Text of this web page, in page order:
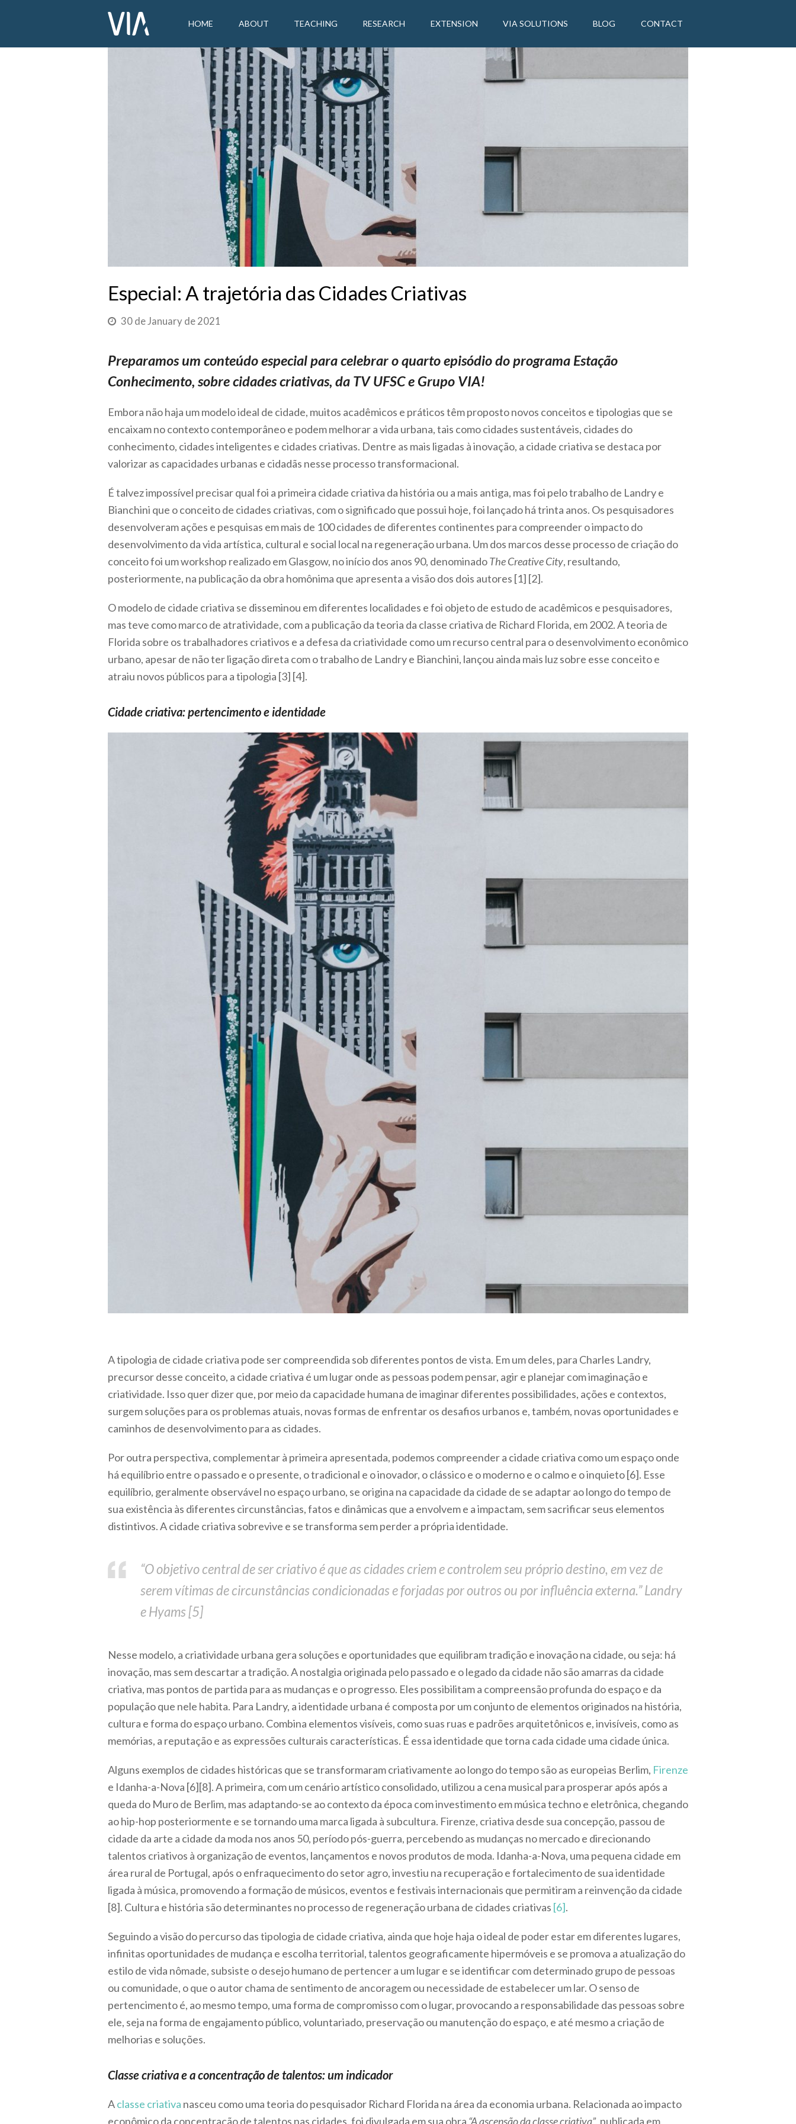
HOME ABOUT TEACHING RESEARCH EXTENSION VIA SOLUTIONS BLOG CONTACT
Especial: A trajetória das Cidades Criativas
30 de January de 2021
Preparamos um conteúdo especial para celebrar o quarto episódio do programa Estação
Conhecimento, sobre cidades criativas, da TV UFSC e Grupo VIA!
Embora não haja um modelo ideal de cidade, muitos acadêmicos e práticos têm proposto novos conceitos e tipologias que se
encaixam no contexto contemporâneo e podem melhorar a vida urbana, tais como cidades sustentáveis, cidades do
conhecimento, cidades inteligentes e cidades criativas. Dentre as mais ligadas à inovação, a cidade criativa se destaca por
valorizar as capacidades urbanas e cidadãs nesse processo transformacional.
É talvez impossível precisar qual foi a primeira cidade criativa da história ou a mais antiga, mas foi pelo trabalho de Landry e
Bianchini que o conceito de cidades criativas, com o significado que possui hoje, foi lançado há trinta anos. Os pesquisadores
desenvolveram ações e pesquisas em mais de 100 cidades de diferentes continentes para compreender o impacto do
desenvolvimento da vida artística, cultural e social local na regeneração urbana. Um dos marcos desse processo de criação do
conceito foi um workshop realizado em Glasgow, no início dos anos 90, denominadoThe Creative City, resultando,
posteriormente, na publicação da obra homônima que apresenta a visão dos dois autores [1] [2].
O modelo de cidade criativa se disseminou em diferentes localidades e foi objeto de estudo de acadêmicos e pesquisadores,
mas teve como marco de atratividade, com a publicação da teoria da classe criativa de Richard Florida, em 2002. A teoria de
Florida sobre os trabalhadores criativos e a defesa da criatividade como um recurso central para o desenvolvimento econômico
urbano, apesar de não ter ligação direta com o trabalho de Landry e Bianchini, lançou ainda mais luz sobre esse conceito e
atraiu novos públicos para a tipologia [3] [4].
Cidade criativa: pertencimento e identidade
A tipologia de cidade criativa pode ser compreendida sob diferentes pontos de vista. Em um deles, para Charles Landry,
precursor desse conceito, a cidade criativa é um lugar onde as pessoas podem pensar, agir e planejar com imaginação e
criatividade. Isso quer dizer que, por meio da capacidade humana de imaginar diferentes possibilidades, ações e contextos,
surgem soluções para os problemas atuais, novas formas de enfrentar os desafios urbanos e, também, novas oportunidades e
caminhos de desenvolvimento para as cidades.
Por outra perspectiva, complementar à primeira apresentada, podemos compreender a cidade criativa como um espaço onde
há equilíbrio entre o passado e o presente, o tradicional e o inovador, o clássico e o moderno e o calmo e o inquieto [6]. Esse
equilíbrio, geralmente observável no espaço urbano, se origina na capacidade da cidade de se adaptar ao longo do tempo de
sua existência às diferentes circunstâncias, fatos e dinâmicas que a envolvem e a impactam, sem sacrificar seus elementos
distintivos. A cidade criativa sobrevive e se transforma sem perder a própria identidade.
“O objetivo central de ser criativo é que as cidades criem e controlem seu próprio destino, em vez de
serem vítimas de circunstâncias condicionadas e forjadas por outros ou por influência externa.” Landry
e Hyams [5]
Nesse modelo, a criatividade urbana gera soluções e oportunidades que equilibram tradição e inovação na cidade, ou seja: há
inovação, mas sem descartar a tradição. A nostalgia originada pelo passado e o legado da cidade não são amarras da cidade
criativa, mas pontos de partida para as mudanças e o progresso. Eles possibilitam a compreensão profunda do espaço e da
população que nele habita. Para Landry, a identidade urbana é composta por um conjunto de elementos originados na história,
cultura e forma do espaço urbano. Combina elementos visíveis, como suas ruas e padrões arquitetônicos e, invisíveis, como as
memórias, a reputação e as expressões culturais características. É essa identidade que torna cada cidade uma cidade única.
Alguns exemplos de cidades históricas que se transformaram criativamente ao longo do tempo são as europeias Berlim, Firenze
e Idanha-a-Nova [6][8]. A primeira, com um cenário artístico consolidado, utilizou a cena musical para prosperar após após a
queda do Muro de Berlim, mas adaptando-se ao contexto da época com investimento em música techno e eletrônica, chegando
ao hip-hop posteriormente e se tornando uma marca ligada à subcultura. Firenze, criativa desde sua concepção, passou de
cidade da arte a cidade da moda nos anos 50, período pós-guerra, percebendo as mudanças no mercado e direcionando
talentos criativos à organização de eventos, lançamentos e novos produtos de moda. Idanha-a-Nova, uma pequena cidade em
área rural de Portugal, após o enfraquecimento do setor agro, investiu na recuperação e fortalecimento de sua identidade
ligada à música, promovendo a formação de músicos, eventos e festivais internacionais que permitiram a reinvenção da cidade
[8]. Cultura e história são determinantes no processo de regeneração urbana de cidades criativas [6].
Seguindo a visão do percurso das tipologia de cidade criativa, ainda que hoje haja o ideal de poder estar em diferentes lugares,
infinitas oportunidades de mudança e escolha territorial, talentos geograficamente hipermóveis e se promova a atualização do
estilo de vida nômade, subsiste o desejo humano de pertencer a um lugar e se identificar com determinado grupo de pessoas
ou comunidade, o que o autor chama de sentimento de ancoragem ou necessidade de estabelecer um lar. O senso de
pertencimento é, ao mesmo tempo, uma forma de compromisso com o lugar, provocando a responsabilidade das pessoas sobre
ele, seja na forma de engajamento público, voluntariado, preservação ou manutenção do espaço, e até mesmo a criação de
melhorias e soluções.
Classe criativa e a concentração de talentos: um indicador
Aclasse criativa nasceu como uma teoria do pesquisador Richard Florida na área da economia urbana. Relacionada ao impacto
econômico da concentração de talentos nas cidades, foi divulgada em sua obra “A ascensão da classe criativa”, publicada em